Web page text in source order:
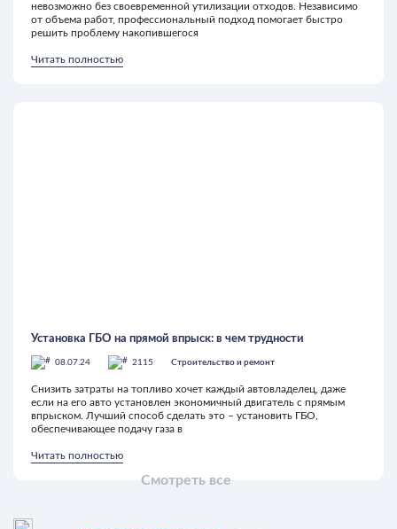
Смотреть все
невозможно без своевременной утилизации отходов. Независимо
от объема работ, профессиональный подход помогает быстро
решить проблему накопившегося
Читать полностью
Установка ГБО на прямой впрыск: в чем трудности
08.07.24 2115 Строительство и ремонт
Снизить затраты на топливо хочет каждый автовладелец, даже
если на его авто установлен экономичный двигатель с прямым
впрыском. Лучший способ сделать это – установить ГБО,
обеспечивающее подачу газа в
Читать полностью